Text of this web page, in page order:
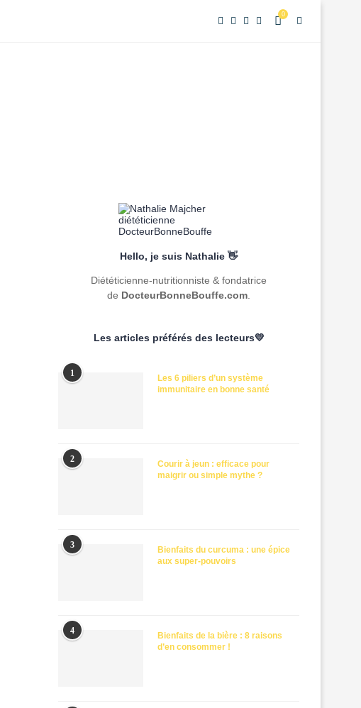
0
Hello, je suis Nathalie 👋
Diététicienne-nutritionniste & fondatrice
de DocteurBonneBouffe.com
Les articles préférés des lecteurs💛
1
Les 6 piliers d’un système
immunitaire en bonne santé
2
Courir à jeun : efficace pour
maigrir ou simple mythe ?
3
Bienfaits du curcuma : une épice
aux super-pouvoirs
4
Bienfaits de la bière : 8 raisons
d’en consommer !